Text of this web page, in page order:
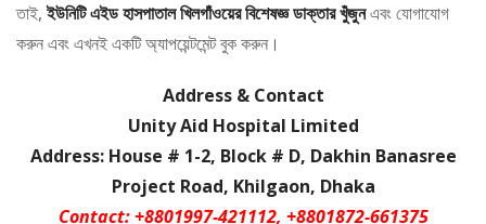
তাই,ইউনিটি এইড হাসপাতাল খিলগাঁওয়ের বিশেষজ্ঞ ডাক্তার খুঁজুনএবং যোগাযোগ
করুন এবং এখনই একটি অ্যাপয়েন্টমেন্ট বুক করুন।
Address & Contact
Unity Aid Hospital Limited
Address: House # 1-2, Block # D, Dakhin Banasree
Project Road, Khilgaon, Dhaka
Contact: +8801997-421112, +8801872-661375